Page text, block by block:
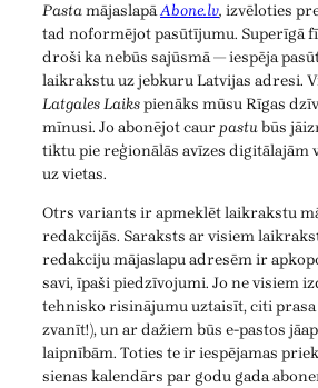
PastamājaslapāAbone.lv, izvēloties
tad noformējot pasūtījumu. Superīgā
droši ka nebūs sajūsmā — iespēja
laikrakstu uz jebkuru Latvijas adresi.
Latgales Laikspienāks mūsu Rīgas
mīnusi. Jo abonējot caurpastubūs
tiktu pie reģionālās avīzes digitālajām
uz vietas.
Otrs variants ir apmeklēt laikrakstu
redakcijās. Saraksts ar visiem
redakciju mājaslapu adresēm ir
savi, īpaši piedzīvojumi. Jo ne visiem
tehnisko risinājumu uztaisīt, citi prasa
zvanīt!), un ar dažiem būs e-pastos
laipnībām. Toties te ir iespējamas
sienas kalendārs par godu gada